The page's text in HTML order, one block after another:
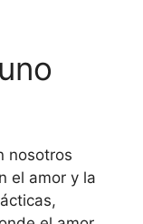
nosotros
el amor y la